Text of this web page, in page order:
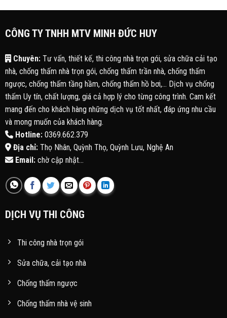
CÔNG TY TNHH MTV MINH ĐỨC HUY
Chuyên:Tư vấn, thiết kế, thi công nhà trọn gói, sửa chữa cải tạo
nhà, chống thấm nhà trọn gói, chống thấm trần nhà, chống thấm
ngược, chống thấm tầng hầm, chống thấm hồ bơi,... Dịch vụ chống
thấm Uy tín, chất lượng, giá cả hợp lý cho từng công trình. Cam kết
mang đến cho khách hàng những dịch vụ tốt nhất, đáp ứng nhu cầu
và mong muốn của khách hàng.
Hotline:0369.662.379
Địa chỉ:Thọ Nhân, Quỳnh Thọ, Quỳnh Lưu, Nghệ An
Email:chờ cập nhật...
DỊCH VỤ THI CÔNG
Thi công nhà trọn gói
Sửa chữa, cải tạo nhà
Chống thấm ngược
Chống thấm nhà vệ sinh